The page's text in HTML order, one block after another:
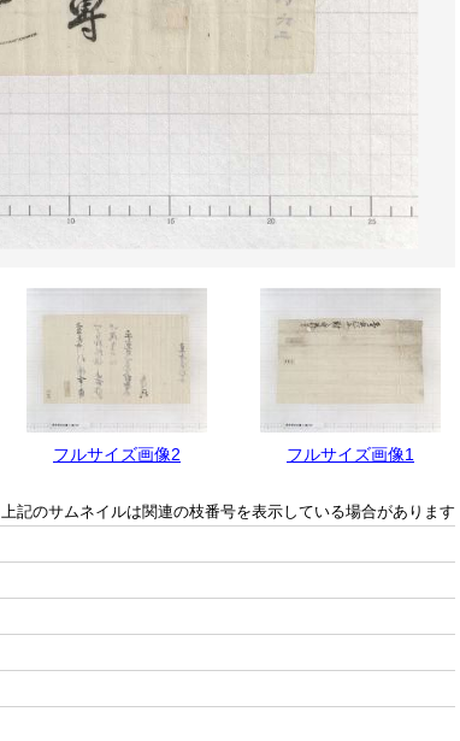
フルサイズ画像2 フルサイズ画像1
上記のサムネイルは関連の枝番号を表示している場合があります